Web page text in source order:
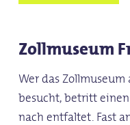
Zollmuseum
Wer das
besucht, betritt
nach entfaltet. Fast